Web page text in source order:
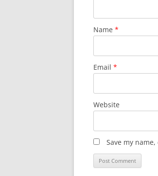
Name *
Email *
Website
Save my